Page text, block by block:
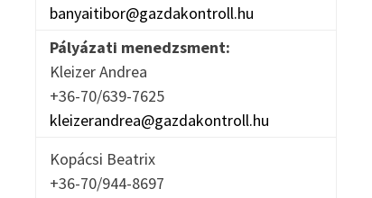
banyaitibor@gazdakontroll.hu
Pályázati menedzsment:
Kleizer Andrea
+36-70/639-7625
kleizerandrea@gazdakontroll.hu
Kopácsi Beatrix
+36-70/944-8697